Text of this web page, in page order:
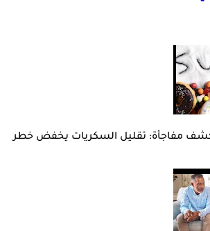
مفاجأة: تقليل السكريات يخفض خطر